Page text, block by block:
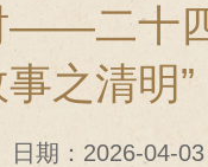
——二十
之清明”
日期：2026-04-03